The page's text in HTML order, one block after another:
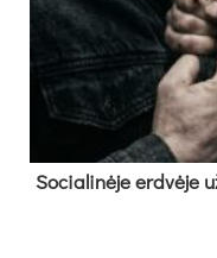
So­cia­li­nė­je erd­vė­je